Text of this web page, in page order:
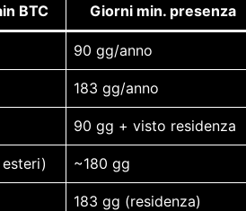
BTC Giorni min. presenza
90 gg/anno
183 gg/anno
90 gg + visto residenza
~180 gg
183 gg (residenza)